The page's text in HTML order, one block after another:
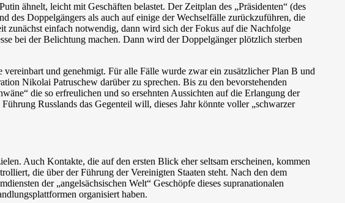
ähnelt, leicht mit Geschäften belastet. Der Zeitplan des „Präsidenten“ (des
des Doppelgängers als auch auf einige der Wechselfälle zurückzuführen, die
zunächst einfach notwendig, dann wird sich der Fokus auf die Nachfolge
bei der Belichtung machen. Dann wird der Doppelgänger plötzlich sterben
und genehmigt. Für alle Fälle wurde zwar ein zusätzlicher Plan B und
Nikolai Patruschew darüber zu sprechen. Bis zu den bevorstehenden
die so erfreulichen und so ersehnten Aussichten auf die Erlangung der
Russlands das Gegenteil will, dieses Jahr könnte voller „schwarzer
Auch Kontakte, die auf den ersten Blick eher seltsam erscheinen, kommen
die über der Führung der Vereinigten Staaten steht. Nach den dem
der „angelsächsischen Welt“ Geschöpfe dieses supranationalen
organisiert haben.